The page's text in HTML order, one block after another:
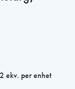
ekv. per enhet